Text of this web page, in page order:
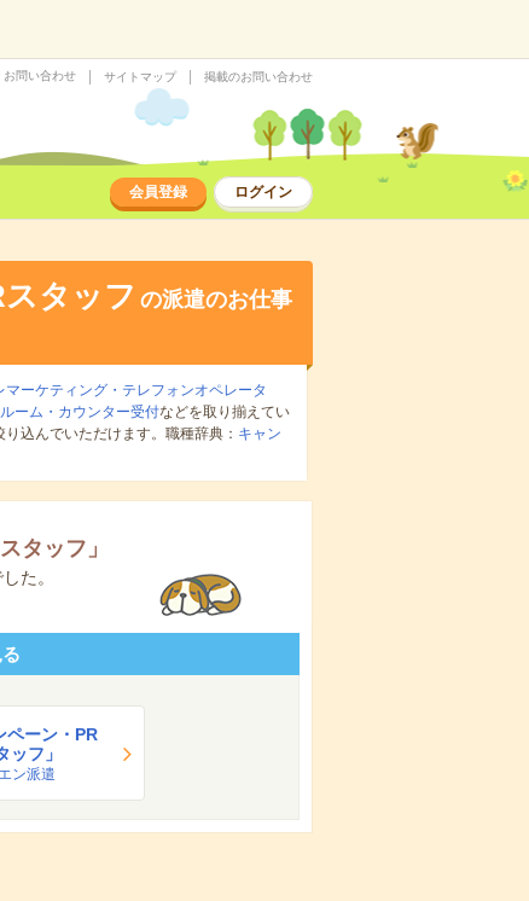
お問い合わせ サイトマップ 掲載のお問い合わせ
会員登録 ログイン
タッフ の派遣のお仕事
マーケティング・テレフォンオペレータ
ーム・カウンター受付などを取り揃えてい
込んでいただけます。職種辞典： キャン
タッフ 」
た。
ペーン・PR
ッフ」
ン派遣